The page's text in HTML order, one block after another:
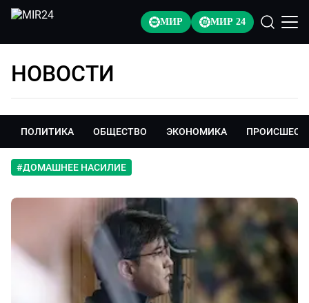
МИР МИР 24
НОВОСТИ
ПОЛИТИКА ОБЩЕСТВО ЭКОНОМИКА
#ДОМАШНЕЕ НАСИЛИЕ